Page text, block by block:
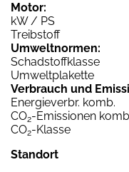
Motor:
kW / PS
Treibstoff
Umweltnormen:
Schadstoffklasse
Umweltplakette
Verbrauch und
Energieverbr. komb.
CO2-Emissionen
CO2-Klasse
Standort